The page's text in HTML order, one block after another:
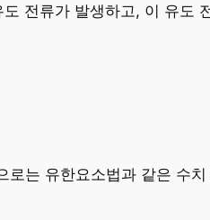
전류가 발생하고, 이 유도
는 유한요소법과 같은 수